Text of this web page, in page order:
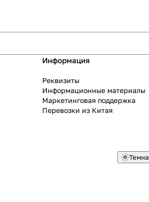
Информация
Реквизиты
Информационные материалы
Маркетинговая поддержка
Перевозки из Китая